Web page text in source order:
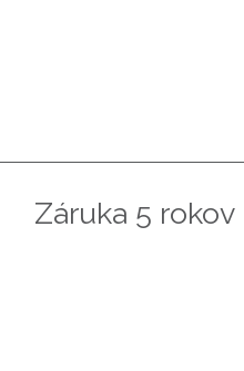
Záruka 5 rokov